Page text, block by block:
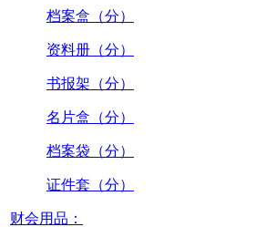
档案盒（分）
资料册（分）
书报架（分）
名片盒（分）
档案袋（分）
证件套（分）
财会用品：